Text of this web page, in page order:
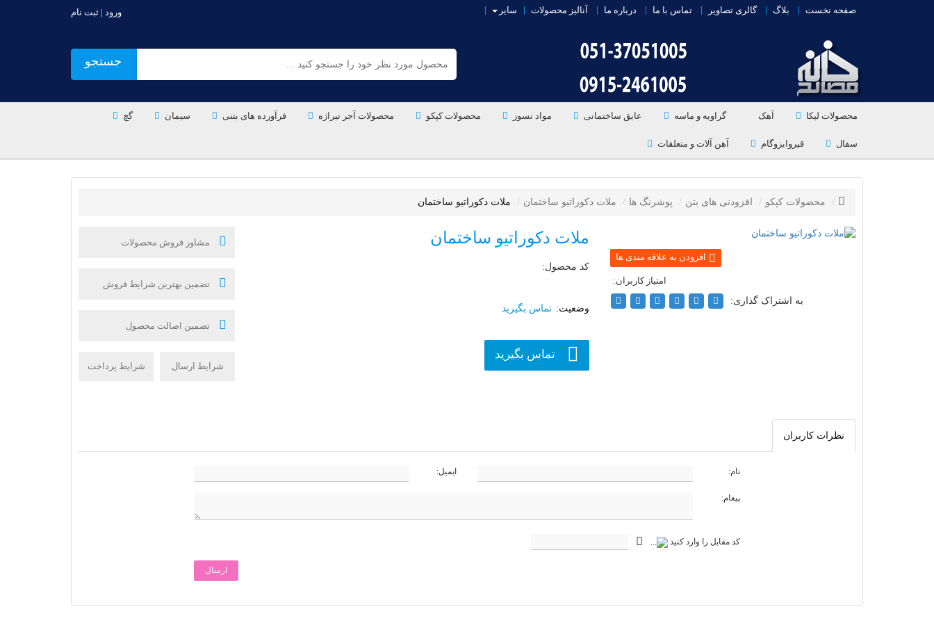
صفحه نخست بلاگ گالری تصاویر تماس با ما درباره ما آنالیز محصولات سایر ورود | ثبت نام
جستجو
محصولات لیکا آهک گراویه و ماسه عایق ساختمانی مواد نسوز محصولات کپکو محصولات آجر تیراژه فرآورده های بتنی سیمان گچ
سفال قیروایزوگام آهن آلات و متعلقات
محصولات کپکو افزودنی های بتن پوشرنگ ها ملات دکوراتیو ساختمان ملات دکوراتیو ساختمان
به اشتراک گذاری:
ملات دکوراتیو ساختمان
کد محصول:
تماس بگیرید
تماس بگیرید
مشاور فروش محصولات
تضمین بهترین شرایط فروش
تضمین اصالت محصول
شرایط ارسال شرایط پرداخت
نظرات کاربران
نام: ایمیل:
پیغام:
کد مقابل را وارد کنید
ارسال